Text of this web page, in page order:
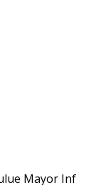
Mayor Inf